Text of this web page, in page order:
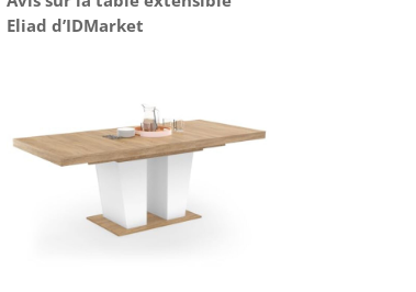
Eliad d’IDMarket